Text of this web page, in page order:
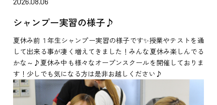
シャンプー実習の様子♪
夏休み前１年生シャンプー実習の様子です✨授業やテストを通
して出来る事が凄く増えてきました！みんな夏休み楽しんでる
かな～♪夏休み中も様々なオープンスクールを開催しておりま
す！少しでも気になる方は是非お越しください♪